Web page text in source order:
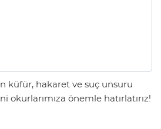
küfür, hakaret ve suç unsuru
önemle hatırlatırız!